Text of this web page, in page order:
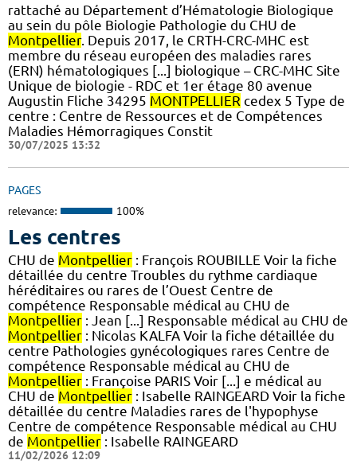
rattaché au Département d’Hématologie Biologique
au sein du pôle Biologie Pathologie du CHU de
Montpellier. Depuis 2017, le CRTH-CRC-MHC est
membre du réseau européen des maladies rares
(ERN) hématologiques [...] biologique – CRC-MHC Site
Unique de biologie - RDC et 1er étage 80 avenue
Augustin Fliche 34295 MONTPELLIER cedex 5 Type de
centre : Centre de Ressources et de Compétences
Maladies Hémorragiques Constit
30/07/2025 13:32
PAGES
relevance: 100%
Les centres
CHU de Montpellier : François ROUBILLE Voir la fiche
détaillée du centre Troubles du rythme cardiaque
héréditaires ou rares de l’Ouest Centre de
compétence Responsable médical au CHU de
Montpellier : Jean [...] Responsable médical au CHU de
Montpellier : Nicolas KALFA Voir la fiche détaillée du
centre Pathologies gynécologiques rares Centre de
compétence Responsable médical au CHU de
Montpellier : Françoise PARIS Voir [...] e médical au
CHU de Montpellier : Isabelle RAINGEARD Voir la fiche
détaillée du centre Maladies rares de l'hypophyse
Centre de compétence Responsable médical au CHU
de Montpellier : Isabelle RAINGEARD
11/02/2026 12:09